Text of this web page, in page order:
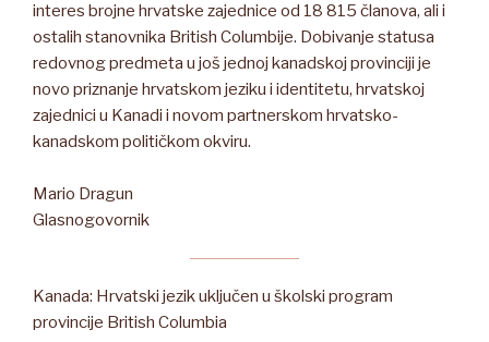
interes brojne hrvatske zajednice od 18 815 članova, ali i
ostalih stanovnika British Columbije. Dobivanje statusa
redovnog predmeta u još jednoj kanadskoj provinciji je
novo priznanje hrvatskom jeziku i identitetu, hrvatskoj
zajednici u Kanadi i novom partnerskom hrvatsko-
kanadskom političkom okviru.
Mario Dragun
Glasnogovornik
Kanada: Hrvatski jezik uključen u školski program
provincije British Columbia